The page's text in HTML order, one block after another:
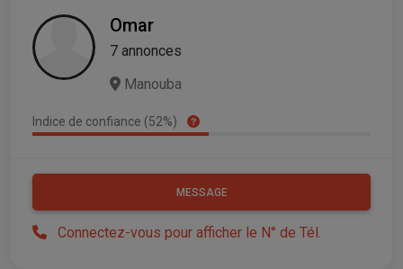
Omar
7 annonces
Manouba
Indice de confiance (52%)
MESSAGE
Connectez-vous pour afficher le N° de Tél.